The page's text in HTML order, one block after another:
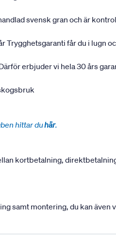
svensk gran och är
Trygghetsgaranti får du i lugn
erbjuder vi hela 30 års
hittar duhär.
kortbetalning,
samt montering, du kan även